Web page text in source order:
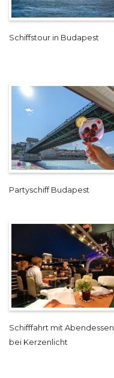
Schiffstour in Budapest
Partyschiff Budapest
Schifffahrt mit Abendessen
bei Kerzenlicht